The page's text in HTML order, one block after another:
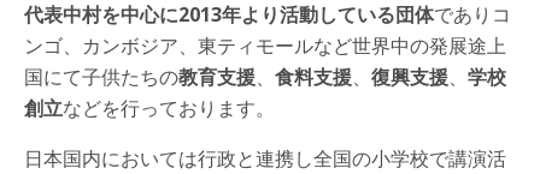
代表中村を中心に2013年より活動している団体でありコ
ンゴ、カンボジア、東ティモールなど世界中の発展途上
国にて子供たちの教育支援、 食料支援、 復興支援、 学校
創立などを行っております。
日本国内においては行政と連携し全国の小学校で講演活